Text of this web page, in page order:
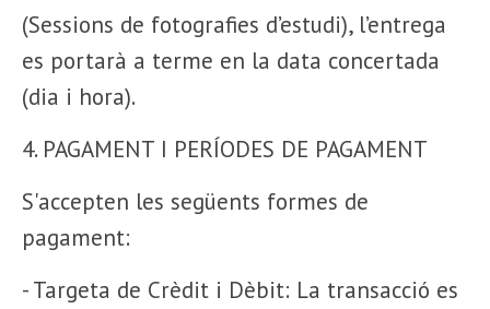
(Sessions de fotografies d’estudi), l’entrega
es portarà a terme en la data concertada
(dia i hora).
4. PAGAMENT I PERÍODES DE PAGAMENT
S'accepten les següents formes de
pagament:
- Targeta de Crèdit i Dèbit: La transacció es